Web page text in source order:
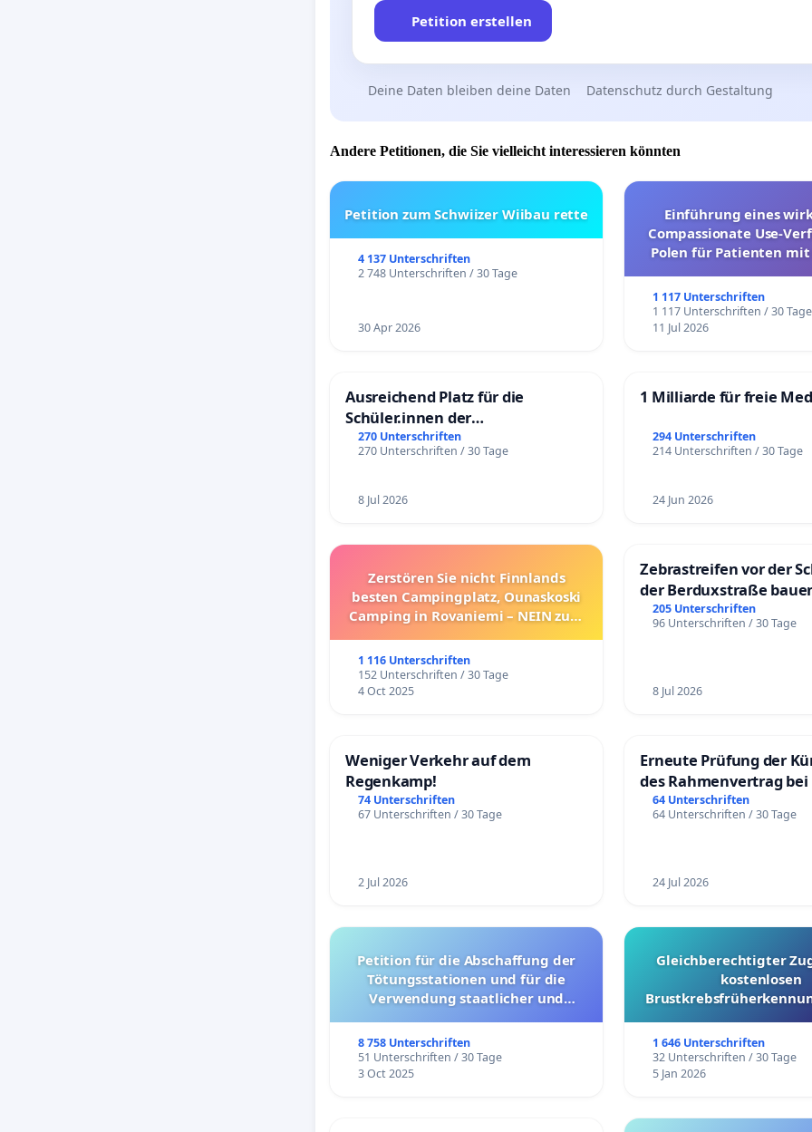
Petition erstellen
Deine Daten bleiben deine Daten Datenschutz durch Gestaltung
Andere Petitionen, die Sie vielleicht interessieren könnten
Petition zum Schwiizer Wiibau rette
4 137 Unterschriften
2 748 Unterschriften / 30 Tage
30 Apr 2026
Einführung eines
Compassionate Use-
Polen für Patienten
1 117 Unterschriften
1 117 Unterschriften / 30 Tage
11 Jul 2026
Ausreichend Platz für die
Schüler.innen der
Schönbergschule
270 Unterschriften
270 Unterschriften / 30 Tage
8 Jul 2026
1 Milliarde für freie
294 Unterschriften
214 Unterschriften / 30 Tage
24 Jun 2026
Zerstören Sie nicht Finnlands
besten Campingplatz, Ounaskoski
Camping in Rovaniemi – NEIN zum
1 116 Unterschriften
152 Unterschriften / 30 Tage
4 Oct 2025
Zebrastreifen vor der
der Berduxstraße
205 Unterschriften
96 Unterschriften / 30 Tage
8 Jul 2026
Weniger Verkehr auf dem
Regenkamp!
74 Unterschriften
67 Unterschriften / 30 Tage
2 Jul 2026
Erneute Prüfung der
des Rahmenvertrag bei
Fahrwegdienste Gmbh
64 Unterschriften
64 Unterschriften / 30 Tage
24 Jul 2026
Petition für die Abschaffung der
Tötungsstationen und für die
Verwendung staatlicher und
8 758 Unterschriften
51 Unterschriften / 30 Tage
3 Oct 2025
Gleichberechtigter
kostenlosen
1 646 Unterschriften
32 Unterschriften / 30 Tage
5 Jan 2026